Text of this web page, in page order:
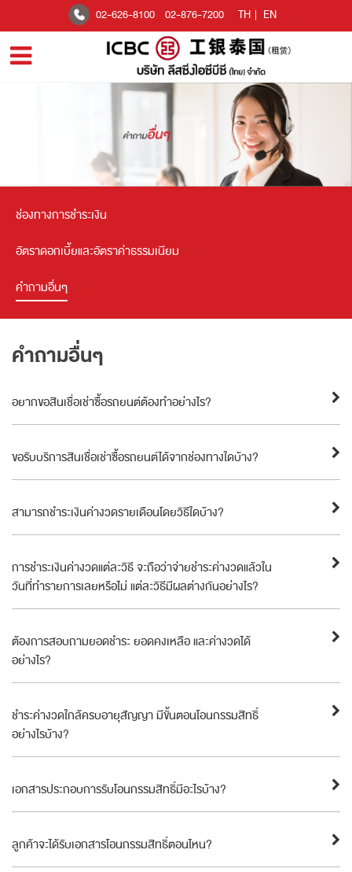
02-626-8100 02-876-7200 TH | EN
ช่องทางการชำระเงิน
อัตราดอกเบี้ยและอัตราค่าธรรมเนียม
คำถามอื่นๆ
คำถามอื่นๆ
อยากขอสินเชื่อเช่าซื้อรถยนต์ต้องทำอย่างไร?
ขอรับบริการสินเชื่อเช่าซื้อรถยนต์ได้จากช่องทางใดบ้าง?
สามารถชำระเงินค่างวดรายเดือนโดยวิธีใดบ้าง?
การชำระเงินค่างวดแต่ละวิธี จะถือว่าจ่ายชำระค่างวดแล้วใน
วันที่ทำรายการเลยหรือไม่ แต่ละวิธีมีผลต่างกันอย่างไร?
ต้องการสอบถามยอดชำระ ยอดคงเหลือ และค่างวดได้
อย่างไร?
ชำระค่างวดใกล้ครบอายุสัญญา มีขั้นตอนโอนกรรมสิทธิ์
อย่างไรบ้าง?
เอกสารประกอบการรับโอนกรรมสิทธิ์มีอะไรบ้าง?
ลูกค้าจะได้รับเอกสารโอนกรรมสิทธิ์ตอนไหน?